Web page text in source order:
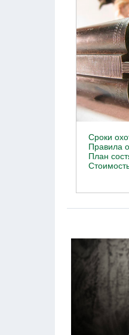
Сроки
Правила
План